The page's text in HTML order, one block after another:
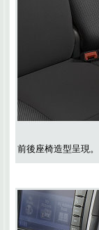
前後座椅造型呈現。